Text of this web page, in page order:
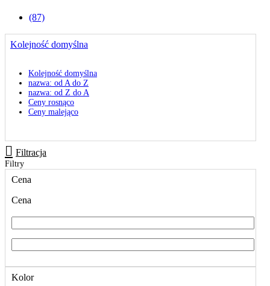
(87)
Kolejność domyślna
Kolejność domyślna
nazwa: od A do Z
nazwa: od Z do A
Ceny rosnąco
Ceny malejąco
Filtracja
Filtry
Cena
Cena
Kolor